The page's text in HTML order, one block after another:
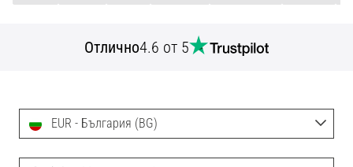
Отлично4.6 от 5
EUR - България (BG)